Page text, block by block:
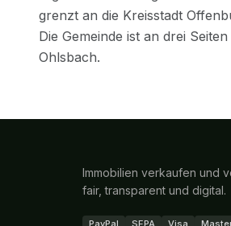
Immobilien verkaufen und
fair, transparent und digital.
PayPal SEPA Visa